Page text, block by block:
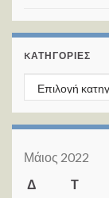
KΑΤΗΓΟΡΊΕΣ
Kατηγορίες
Μάιος 2022
Δ
Τ